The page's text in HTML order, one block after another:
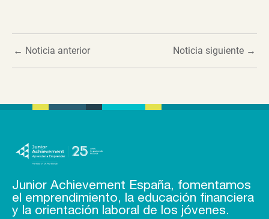
← Noticia anterior Noticia siguiente →
Junior Achievement España, fomentamos
el emprendimiento, la educación financiera
y la orientación laboral de los jóvenes.